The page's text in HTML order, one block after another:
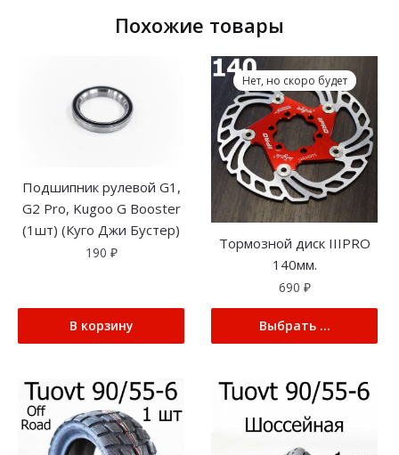
Похожие товары
Подшипник рулевой G1,
G2 Pro, Kugoo G Booster
(1шт) (Куго Джи Бустер)
190 ₽
В корзину
Нет, но скоро будет
Тормозной диск IIIPRO
140мм.
690 ₽
Выбрать ...